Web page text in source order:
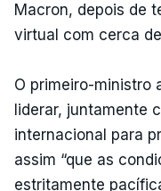
Macron, depois de
virtual com cerca
O primeiro-ministro
liderar, juntamente
internacional para
assim “que as
estritamente